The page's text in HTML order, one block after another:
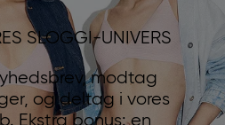
SLOGGI-UNIVERS
modtag
og deltag i vores